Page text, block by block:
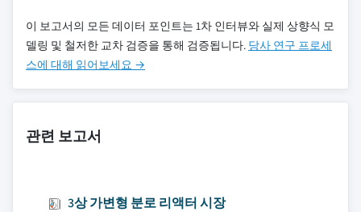
이 보고서의 모든 데이터 포인트는 1차 인터뷰와 실제 상향식 모
델링 및 철저한 교차 검증을 통해 검증됩니다. 당사 연구 프로세
스에 대해 읽어보세요 →
관련 보고서
3상 가변형 분로 리액터 시장